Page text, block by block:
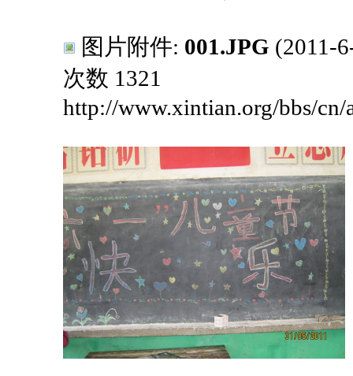
图片附件: 001.JPG (2011-
次数 1321
http://www.xintian.org/bbs/cn/